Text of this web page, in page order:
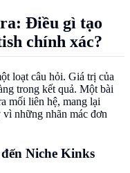
Điều gì tạo
chính xác?
loạt câu hỏi. Giá trị của
trong kết quả. Một bài
mối liên hệ, mang lại
những nhãn mác đơn
Niche Kinks